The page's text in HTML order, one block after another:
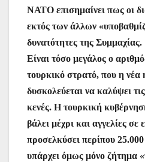
ΝΑΤΟ επισημαίνει πως οι
εκτός των άλλων
δυνατότητες της Συμμαχίας.
Είναι τόσο μεγάλος ο
τουρκικό στρατό, που η νέα
δυσκολεύεται να καλύψει
κενές. Η τουρκική
βάλει μέχρι και αγγελίες σε
προσελκύσει περίπου
υπάρχει όμως μόνο ζήτημα